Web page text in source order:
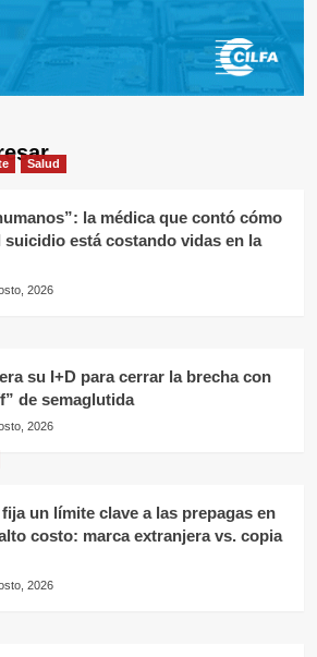
Salud
la médica que contó cómo
está costando vidas en la
2026
su I+D para cerrar la brecha con
de semaglutida
2026
un límite clave a las prepagas en
costo: marca extranjera vs. copia
2026